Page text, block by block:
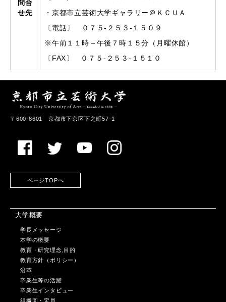
問合
せ先
・京都市立芸術大学ギャラリー＠ＫＣＵＡ
〔電話〕 ０７５-２５３-１５０９
※午前１１時～午後７時１５分（月曜休館）
〔FAX〕 ０７５-２５３-１５１０
〒600-8601 京都市下京区下之町57-1
ページTOPへ
大学概要
学長メッセージ
本学の概要
教育・研究理念,目的
教育方針（ポリシー）
沿革
卒業生等の活躍
卒業生インタビュー
組織図・定員